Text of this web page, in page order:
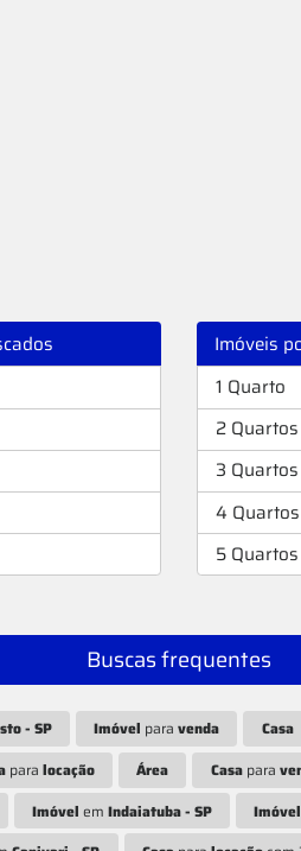
Imóveis
1 Quarto
2 Quartos
3 Quartos
4 Quartos
5 Quartos
Buscas frequentes
- SP Imóvel paravenda Casa
para locação Área Casapara
Imóvel em Indaiatuba - SP Imóvel